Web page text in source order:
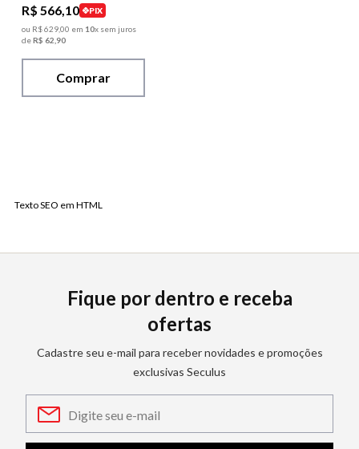
R$ 566,10
PIX
ou R$62900 em 10x sem juros
deR$ 62 90
Comprar
Texto SEO em HTML
Fique por dentro e receba
ofertas
Cadastre seu e-mail para receber novidades e promoções
exclusivas Seculus